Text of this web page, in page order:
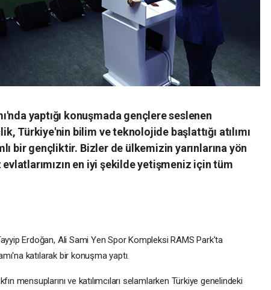
yaptığı konuşmada gençlere seslenen
Türkiye'nin bilim ve teknolojide başlattığı atılımı
bir gençliktir. Bizler de ülkemizin yarınlarına yön
en iyi şekilde yetişmeniz için tüm
Erdoğan, Ali Sami Yen Spor Kompleksi RAMS Park'ta
katılarak bir konuşma yaptı.
mensuplarını ve katılımcıları selamlarken Türkiye genelindeki